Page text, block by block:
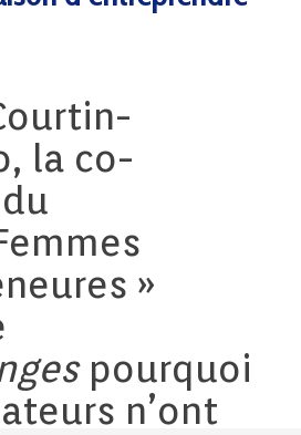
la co-
»
pourquoi
n’ont